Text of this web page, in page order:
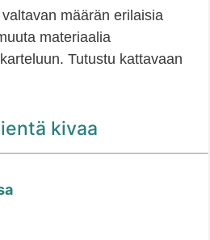
määrän erilaisia
materiaalia
Tutustu kattavaan
kivaa